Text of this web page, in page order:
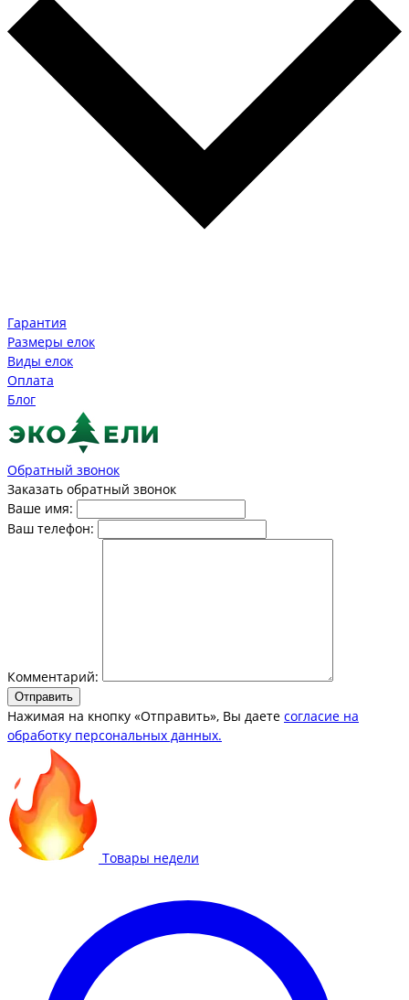
Гарантия
Размеры елок
Виды елок
Оплата
Блог
Обратный звонок
Заказать обратный звонок
Ваше имя:
Ваш телефон:
Комментарий:
Отправить
Нажимая на кнопку «Отправить», Вы даете согласие на
обработку персональных данных.
Товары недели